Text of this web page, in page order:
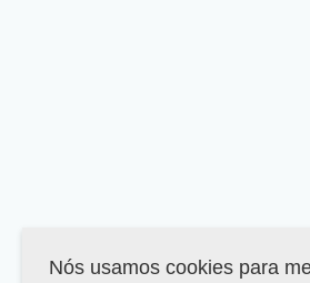
Nós usamos cookies para